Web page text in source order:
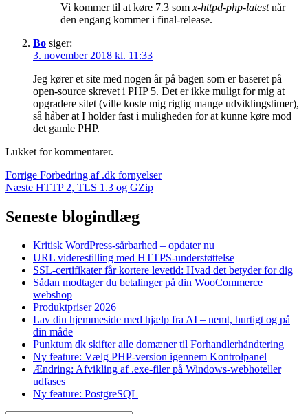
Vi kommer til at køre 7.3 som x-httpd-php-latestnår
den engang kommer i final-release.
Bo siger:
3. november 2018 kl. 11:33
Jeg kører et site med nogen år på bagen som er baseret på
open-source skrevet i PHP 5. Det er ikke muligt for mig at
opgradere sitet (ville koste mig rigtig mange udviklingstimer),
så håber at I holder fast i muligheden for at kunne køre mod
det gamle PHP.
Lukket for kommentarer.
Indlægsnavigation
Forrige Forrige
indlæg:
Forbedring af .dk fornyelser
Næste Næste
HTTP 2, TLS 1.3 og GZip
Seneste blogindlæg
Kritisk WordPress-sårbarhed – opdater nu
URL viderestilling med HTTPS-understøttelse
SSL-certifikater får kortere levetid: Hvad det betyder for dig
Sådan modtager du betalinger på din WooCommerce
webshop
Produktpriser 2026
Lav din hjemmeside med hjælp fra AI – nemt, hurtigt og på
din måde
Punktum dk skifter alle domæner til Forhandlerhåndtering
Ny feature: Vælg PHP-version igennem Kontrolpanel
Ændring: Afvikling af .exe-filer på Windows-webhoteller
udfases
Ny feature: PostgreSQL